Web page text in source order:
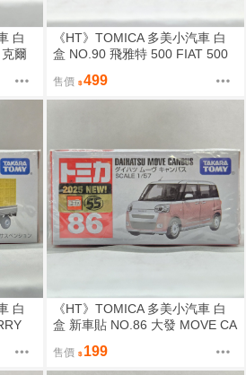
白
爾
《HT》TOMICA 多美小汽車 白
盒 NO.90 飛雅特 500 FIAT 500
售價 499
白
《HT》TOMICA 多美小汽車 白
盒 新車貼 NO.86 大發 MOVE CA
售價 199